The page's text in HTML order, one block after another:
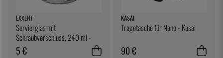
EXXENT
Servierglas mit
Schraubverschluss, 240 ml -
Exxent
5 €
KASAI
Tragetasche für Nano - Kasai
90 €